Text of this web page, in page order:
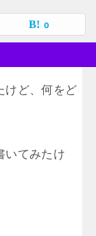
0
けど、何をど
いてみたけ